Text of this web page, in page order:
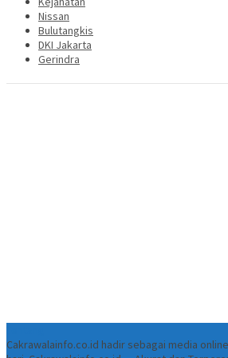
Nissan
Bulutangkis
DKI Jakarta
Gerindra
Cakrawalainfo.co.id hadir sebagai media